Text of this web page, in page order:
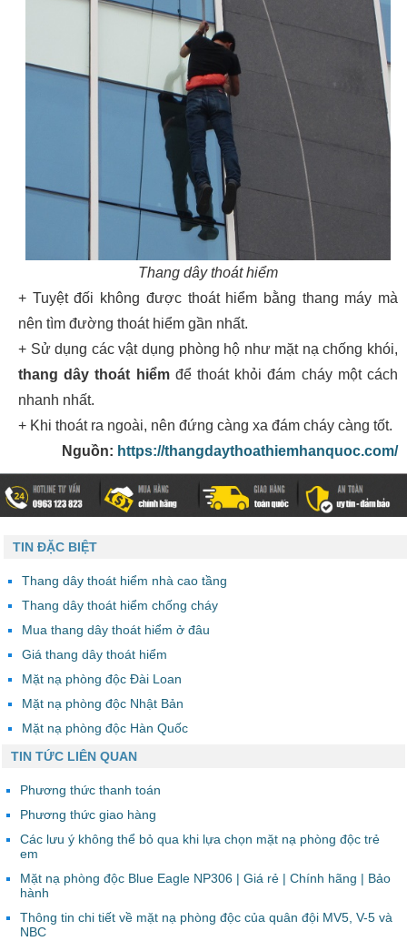
Thang dây thoát hiểm
+ Tuyệt đối không được thoát hiểm bằng thang máy mà
nên tìm đường thoát hiểm gần nhất.
+ Sử dụng các vật dụng phòng hộ như mặt nạ chống khói,
thang dây thoát hiểmđể thoát khỏi đám cháy một cách
nhanh nhất.
+ Khi thoát ra ngoài, nên đứng càng xa đám cháy càng tốt.
Nguồn: https://thangdaythoathiemhanquoc.com/
TIN ĐẶC BIỆT
Thang dây thoát hiểm nhà cao tầng
Thang dây thoát hiểm chống cháy
Mua thang dây thoát hiểm ở đâu
Giá thang dây thoát hiểm
Mặt nạ phòng độc Đài Loan
Mặt nạ phòng độc Nhật Bản
Mặt nạ phòng độc Hàn Quốc
TIN TỨC LIÊN QUAN
Phương thức thanh toán
Phương thức giao hàng
Các lưu ý không thể bỏ qua khi lựa chọn mặt nạ phòng độc trẻ
em
Mặt nạ phòng độc Blue Eagle NP306 | Giá rẻ | Chính hãng | Bảo
hành
Thông tin chi tiết về mặt nạ phòng độc của quân đội MV5, V-5 và
NBC